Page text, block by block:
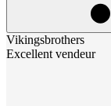
Vikingsbrothers
Excellent vendeur